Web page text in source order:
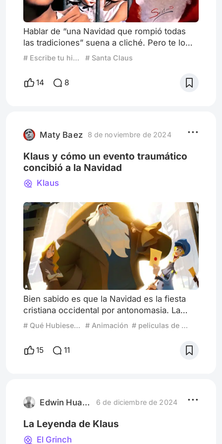
Hablar de “una Navidad que rompió todas
las tradiciones” suena a cliché. Pero te lo
juro: la Navidad en que vi Santa Claus por
robado a Papá Noel el trineo, lo hubiera
metido en un túnel psicodelico, y lo lanzara
de luces pastel
# Escribe tu historia: La Navidad menos navideña # Santa Claus
14 8
Maty Baez 8 de noviembre de 2024
Klaus y cómo un evento traumático
concibió a la Navidad
Klaus
Bien sabido es que la Navidad es la fiesta
cristiana occidental por antonomasia. La
festividad que conmemora el nacimiento de
Jesucristo (que según historiadores, dista
de ser el 25 de Diciembre) y decretada allá
por el siglo IV por el Papa Liberio en el
traspasar las barreras
# Qué Hubiese Pasado Si el Personaje No Moría… # Animación # peliculas de animacion
15 11
Edwin Huaman Rojas 6 de diciembre de 2024
La Leyenda de Klaus
El Grinch